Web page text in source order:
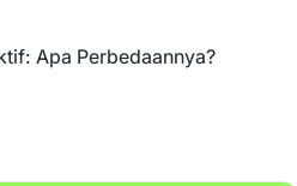
Apa Perbedaannya?